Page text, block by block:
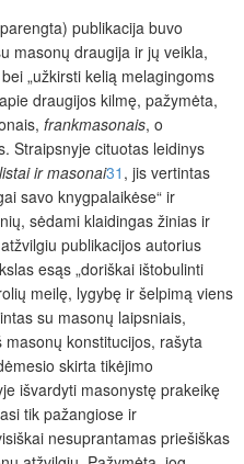
publikacija buvo
masonų draugija ir jų veikla,
„užkirsti kelią melagingoms
draugijos kilmę, pažymėta,
frank­masonais, o
Straipsnyje cituotas leidinys
ir masonai31 , jis vertintas
savo knygpalaikėse“ ir
sėdami klaidingas žinias ir
publikacijos autorius
esąs „doriškai ištobulinti
meilę, lygybę ir šelpimą viens
su masonų laipsniais,
konstitucijos, rašyta
skirta tikėjimo
išvardyti masonystę prakeikę
tik pažangiose ir
nesuprantamas priešiškas